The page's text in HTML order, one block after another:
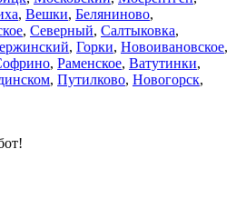
, Вешки, Беляниново,
, Северный, Салтыковка,
, Горки, Новоивановское,
, Раменское, Ватутинки,
, Путилково, Новогорск,